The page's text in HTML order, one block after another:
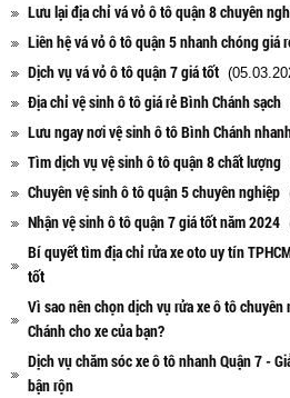
Lưu lại địa chỉ vá vỏ ô tô quận 8 chuyên
Liên hệ vá vỏ ô tô quận 5 nhanh chóng giá
Dịch vụ vá vỏ ô tô quận 7 giá tốt
Địa chỉ vệ sinh ô tô giá rẻ Bình Chánh sạch
Lưu ngay nơi vệ sinh ô tô Bình Chánh
Tìm dịch vụ vệ sinh ô tô quận 8 chất lượng
Chuyên vệ sinh ô tô quận 5 chuyên nghiệp
Nhận vệ sinh ô tô quận 7 giá tốt năm 2024
Bí quyết tìm địa chỉ rửa xe oto uy tín
tốt
Vì sao nên chọn dịch vụ rửa xe ô tô
Chánh cho xe của bạn?
Dịch vụ chăm sóc xe ô tô nhanh Quận 7 -
bận rộn